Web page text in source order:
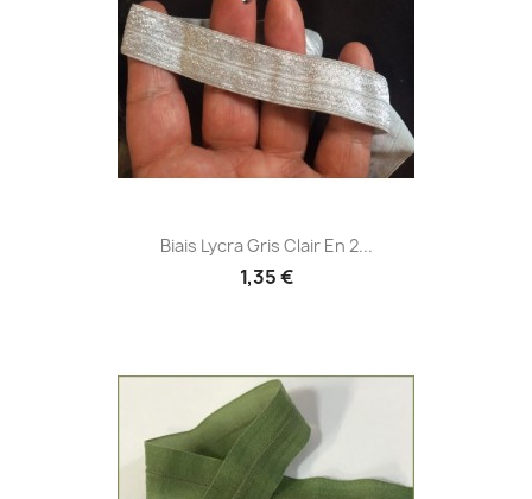
Biais Lycra Gris Clair En 2...
1,35 €